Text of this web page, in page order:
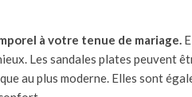
à votre tenue de mariage.
Les sandales plates peuvent
au plus moderne. Elles sont